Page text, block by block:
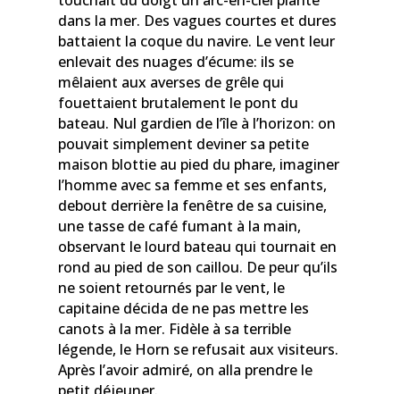
dans la mer. Des vagues courtes et dures
battaient la coque du navire. Le vent leur
enlevait des nuages d’écume: ils se
mêlaient aux averses de grêle qui
fouettaient brutalement le pont du
bateau. Nul gardien de l’île à l’horizon: on
pouvait simplement deviner sa petite
maison blottie au pied du phare, imaginer
l’homme avec sa femme et ses enfants,
debout derrière la fenêtre de sa cuisine,
une tasse de café fumant à la main,
observant le lourd bateau qui tournait en
rond au pied de son caillou. De peur qu’ils
ne soient retournés par le vent, le
capitaine décida de ne pas mettre les
canots à la mer. Fidèle à sa terrible
légende, le Horn se refusait aux visiteurs.
Après l’avoir admiré, on alla prendre le
petit déjeuner.